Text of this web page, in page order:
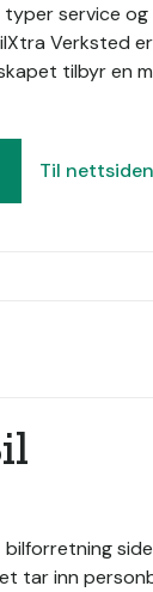
service
Verksted
tilbyr en
Til
tar inn